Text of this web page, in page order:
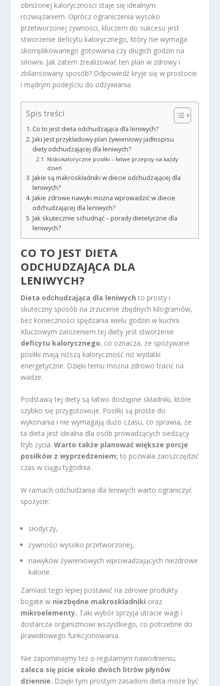
obniżonej kaloryczności staje się idealnym
rozwiązaniem. Oprócz ograniczenia wysoko
przetworzonej żywności, kluczem do sukcesu jest
stworzenie deficytu kalorycznego, który nie wymaga
skomplikowanego gotowania czy długich godzin na
siłowni. Jak zatem zrealizować ten plan w zdrowy i
zbilansowany sposób? Odpowiedź kryje się w prostocie
i mądrym podejściu do odżywiania.
Spis treści
Co to jest dieta odchudzająca dla leniwych?
Jaki jest przykładowy plan żywieniowy jadłospisu
diety odchudzającej dla leniwych?
Niskokaloryczne posiłki – łatwe przepisy na każdy
dzień
Jakie są makroskładniki w diecie odchudzającej dla
leniwych?
Jakie zdrowe nawyki można wprowadzić w diecie
odchudzającej dla leniwych?
Jak skutecznie schudnąć – porady dietetyczne dla
leniwych?
CO TO JEST DIETA
ODCHUDZAJĄCA DLA
LENIWYCH?
Dieta odchudzająca dla leniwych to prosty i
skuteczny sposób na zrzucenie zbędnych kilogramów,
bez konieczności spędzania wielu godzin w kuchni.
Kluczowym założeniem tej diety jest stworzenie
deficytu kalorycznego, co oznacza, że spożywane
posiłki mają niższą kaloryczność niż wydatki
energetyczne. Dzięki temu można zdrowo tracić na
wadze.
Podstawą tej diety są łatwo dostępne składniki, które
szybko się przygotowuje. Posiłki są proste do
wykonania i nie wymagają dużo czasu, co sprawia, że
ta dieta jest idealna dla osób prowadzących siedzący
tryb życia.Warto także planować większe porcje
posiłków z wyprzedzeniem; to pozwala zaoszczędzić
czas w ciągu tygodnia.
W ramach odchudzania dla leniwych warto ograniczyć
spożycie:
słodyczy,
żywności wysoko przetworzonej,
nawyków żywieniowych wprowadzających niezdrowe
kalorie.
Zamiast tego lepiej postawić na zdrowe produkty
bogate w niezbędne makroskładniki oraz
mikroelementy. Taki wybór sprzyja utracie wagi i
dostarcza organizmowi wszystkiego, co potrzebne do
prawidłowego funkcjonowania.
Nie zapominajmy też o regularnym nawodnieniu;
zaleca się picie około dwóch litrów płynów
dziennie. Dzięki tym prostym zasadom dieta może być